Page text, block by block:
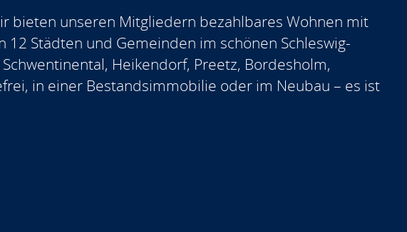
bieten unseren Mitgliedern bezahlbares Wohnen mit
Städten und Gemeinden im schönen Schleswig-
Heikendorf, Preetz, Bordesholm,
in einer Bestandsimmobilie oder im Neubau – es ist